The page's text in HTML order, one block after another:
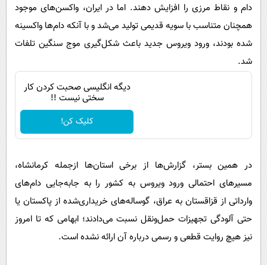
دام و نقاط مرزی را افزایش دهند. اما در ایران، واکسن‌های موجود
همچنان متناسب با سویه قدیمی تولید می‌شد و با آنکه دام‌ها واکسینه
شده بودند، ورود ویروس جدید باعث شکل‌گیری موج سنگین تلفات
شد.
دیگه انگلیسی صحبت کردن کار
سختی نیست !!
کلیک کن!
در همین بستر، گزارش‌ها از برخی استان‌ها ازجمله کرمانشاه،
مسیرهای احتمالی ورود ویروس به کشور را به جابه‌جایی دام‌های
وارداتی از قزاقستان به عراق، گوساله‌های خریداری‌شده از پاکستان یا
حتی آلودگی تجهیزات حمل‌ونقل نسبت می‌دادند؛ ابهامی که تا امروز
نیز هیچ روایت قطعی و رسمی درباره آن ارائه نشده است.